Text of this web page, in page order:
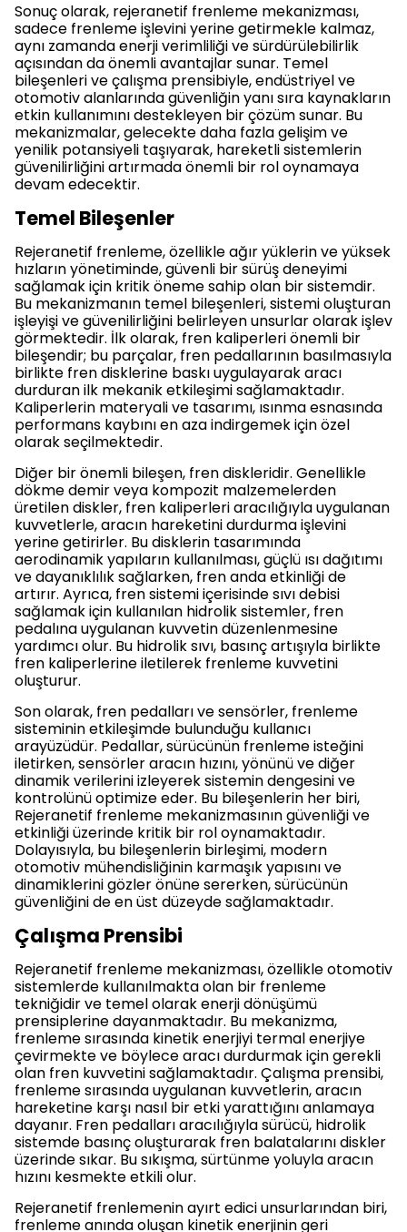
Sonuç olarak, rejeranetif frenleme mekanizması,
sadece frenleme işlevini yerine getirmekle kalmaz,
aynı zamanda enerji verimliliği ve sürdürülebilirlik
açısından da önemli avantajlar sunar. Temel
bileşenleri ve çalışma prensibiyle, endüstriyel ve
otomotiv alanlarında güvenliğin yanı sıra kaynakların
etkin kullanımını destekleyen bir çözüm sunar. Bu
mekanizmalar, gelecekte daha fazla gelişim ve
yenilik potansiyeli taşıyarak, hareketli sistemlerin
güvenilirliğini artırmada önemli bir rol oynamaya
devam edecektir.
Temel Bileşenler
Rejeranetif frenleme, özellikle ağır yüklerin ve yüksek
hızların yönetiminde, güvenli bir sürüş deneyimi
sağlamak için kritik öneme sahip olan bir sistemdir.
Bu mekanizmanın temel bileşenleri, sistemi oluşturan
işleyişi ve güvenilirliğini belirleyen unsurlar olarak işlev
görmektedir. İlk olarak, fren kaliperleri önemli bir
bileşendir; bu parçalar, fren pedallarının basılmasıyla
birlikte fren disklerine baskı uygulayarak aracı
durduran ilk mekanik etkileşimi sağlamaktadır.
Kaliperlerin materyali ve tasarımı, ısınma esnasında
performans kaybını en aza indirgemek için özel
olarak seçilmektedir.
Diğer bir önemli bileşen, fren diskleridir. Genellikle
dökme demir veya kompozit malzemelerden
üretilen diskler, fren kaliperleri aracılığıyla uygulanan
kuvvetlerle, aracın hareketini durdurma işlevini
yerine getirirler. Bu disklerin tasarımında
aerodinamik yapıların kullanılması, güçlü ısı dağıtımı
ve dayanıklılık sağlarken, fren anda etkinliği de
artırır. Ayrıca, fren sistemi içerisinde sıvı debisi
sağlamak için kullanılan hidrolik sistemler, fren
pedalına uygulanan kuvvetin düzenlenmesine
yardımcı olur. Bu hidrolik sıvı, basınç artışıyla birlikte
fren kaliperlerine iletilerek frenleme kuvvetini
oluşturur.
Son olarak, fren pedalları ve sensörler, frenleme
sisteminin etkileşimde bulunduğu kullanıcı
arayüzüdür. Pedallar, sürücünün frenleme isteğini
iletirken, sensörler aracın hızını, yönünü ve diğer
dinamik verilerini izleyerek sistemin dengesini ve
kontrolünü optimize eder. Bu bileşenlerin her biri,
Rejeranetif frenleme mekanizmasının güvenliği ve
etkinliği üzerinde kritik bir rol oynamaktadır.
Dolayısıyla, bu bileşenlerin birleşimi, modern
otomotiv mühendisliğinin karmaşık yapısını ve
dinamiklerini gözler önüne sererken, sürücünün
güvenliğini de en üst düzeyde sağlamaktadır.
Çalışma Prensibi
Rejeranetif frenleme mekanizması, özellikle otomotiv
sistemlerde kullanılmakta olan bir frenleme
tekniğidir ve temel olarak enerji dönüşümü
prensiplerine dayanmaktadır. Bu mekanizma,
frenleme sırasında kinetik enerjiyi termal enerjiye
çevirmekte ve böylece aracı durdurmak için gerekli
olan fren kuvvetini sağlamaktadır. Çalışma prensibi,
frenleme sırasında uygulanan kuvvetlerin, aracın
hareketine karşı nasıl bir etki yarattığını anlamaya
dayanır. Fren pedalları aracılığıyla sürücü, hidrolik
sistemde basınç oluşturarak fren balatalarını diskler
üzerinde sıkar. Bu sıkışma, sürtünme yoluyla aracın
hızını kesmekte etkili olur.
Rejeranetif frenlemenin ayırt edici unsurlarından biri,
frenleme anında oluşan kinetik enerjinin geri